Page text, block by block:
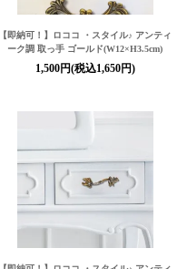
【即納可！】ロココ ・スタイル♪ アンティ
ーク調 取っ手 ゴールド(W12×H3.5cm)
1,500円(税込1,650円)